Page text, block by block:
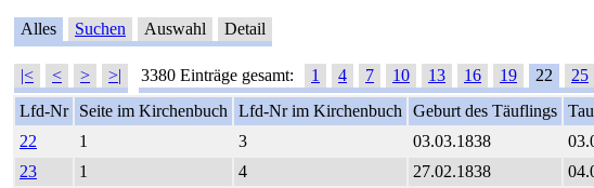
Alles Suchen Auswahl Detail
|< < > >| 3380 Einträge gesamt: 1 4 7 10 13 16 19 22 25
Lfd-Nr
Seite im Kirchenbuch Lfd-Nr im Kirchenbuch Geburt des Täuflings
22
1 3 03.03.1838
23
1 4 27.02.1838